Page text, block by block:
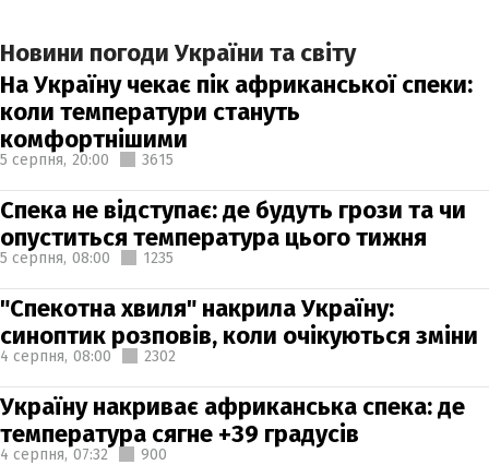
Новини погоди України та світу
На Україну чекає пік африканської спеки:
коли температури стануть
комфортнішими
5 серпня, 20:00 3615
Спека не відступає: де будуть грози та чи
опуститься температура цього тижня
5 серпня, 08:00 1235
"Спекотна хвиля" накрила Україну:
синоптик розповів, коли очікуються зміни
4 серпня, 08:00 2302
Україну накриває африканська спека: де
температура сягне +39 градусів
4 серпня, 07:32 900